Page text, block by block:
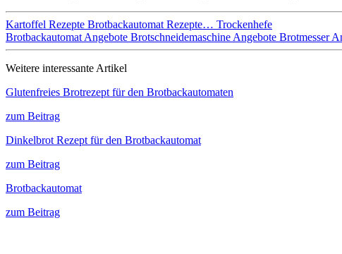
Kartoffel Rezepte Brotbackautomat Rezepte… Trockenhefe
Brotbackautomat Angebote Brotschneidemaschine Angebote Brotmesser
Weitere interessante Artikel
Glutenfreies Brotrezept für den Brotbackautomaten
zum Beitrag
Dinkelbrot Rezept für den Brotbackautomat
zum Beitrag
Brotbackautomat
zum Beitrag